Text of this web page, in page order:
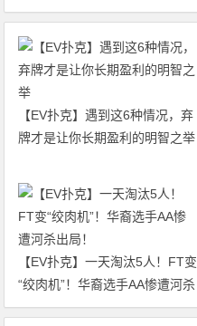
【EV扑克】遇到这6种情况，弃
牌才是让你长期盈利的明智之举
【EV扑克】一天淘汰5人！FT变
“绞肉机”！华裔选手AA惨遭河杀
出局！